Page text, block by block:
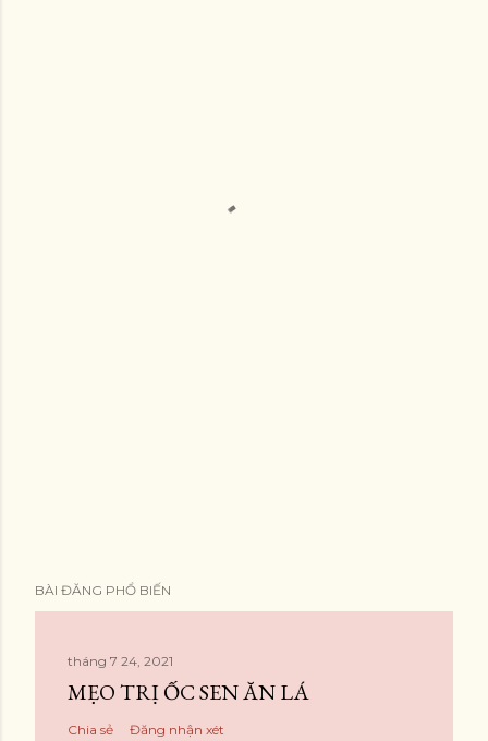
BÀI ĐĂNG PHỔ BIẾN
tháng 7 24, 2021
MẸO TRỊ ỐC SEN ĂN LÁ
Chia sẻ Đăng nhận xét